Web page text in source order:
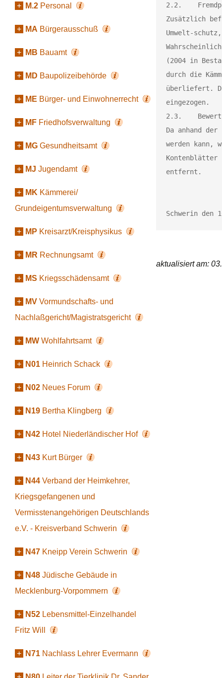
+ M.2 Personal
+ MA Bürgerausschuß
+ MB Bauamt
+ MD Baupolizeibehörde
+ ME Bürger- und Einwohnerrecht
+ MF Friedhofsverwaltung
+ MG Gesundheitsamt
+ MJ Jugendamt
+ MK Kämmerei/
Grundeigentumsverwaltung
+ MP Kreisarzt/Kreisphysikus
+ MR Rechnungsamt
+ MS Kriegsschädensamt
+ MV Vormundschafts- und
Nachlaßgericht/Magistratsgericht
+ MW Wohlfahrtsamt
+ N01 Heinrich Schack
+ N02 Neues Forum
+ N19 Bertha Klingberg
+ N42 Hotel Niederländischer Hof
+ N43 Kurt Bürger
+ N44 Verband der Heimkehrer,
Kriegsgefangenen und
Vermisstenangehörigen Deutschlands
e.V. - Kreisverband Schwerin
+ N47 Kneipp Verein Schwerin
+ N48 Jüdische Gebäude in
Mecklenburg-Vorpommern
+ N52 Lebensmittel-Einzelhandel
Fritz Will
+ N71 Nachlass Lehrer Evermann
2.2.	Fremdprovenienzen
Zusätzlich
Umwelt-
(2004 in
durch die
überliefert.
eingezogen.
2.3.	Bewertung und Kassation
Da anhand
werden kann,
Kontenblätter
entfernt.
aktualisiert am: